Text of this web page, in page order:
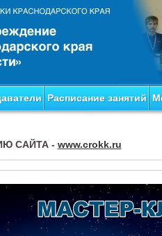
Расписание занятий
САЙТА - www.crokk.ru